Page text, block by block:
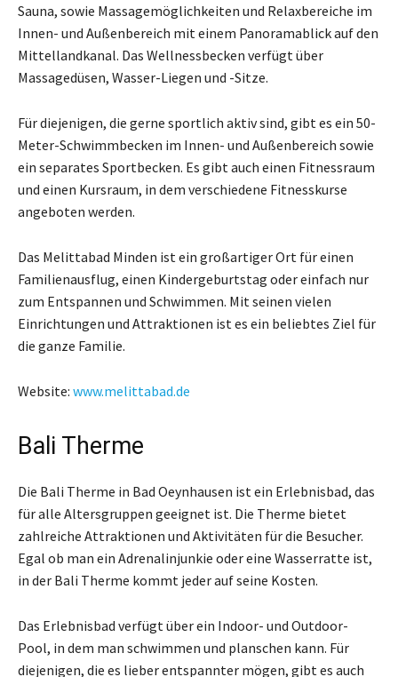
Sauna, sowie Massagemöglichkeiten und Relaxbereiche im
Innen- und Außenbereich mit einem Panoramablick auf den
Mittellandkanal. Das Wellnessbecken verfügt über
Massagedüsen, Wasser-Liegen und -Sitze.
Für diejenigen, die gerne sportlich aktiv sind, gibt es ein 50-
Meter-Schwimmbecken im Innen- und Außenbereich sowie
ein separates Sportbecken. Es gibt auch einen Fitnessraum
und einen Kursraum, in dem verschiedene Fitnesskurse
angeboten werden.
Das Melittabad Minden ist ein großartiger Ort für einen
Familienausflug, einen Kindergeburtstag oder einfach nur
zum Entspannen und Schwimmen. Mit seinen vielen
Einrichtungen und Attraktionen ist es ein beliebtes Ziel für
die ganze Familie.
Website: www.melittabad.de
Bali Therme
Die Bali Therme in Bad Oeynhausen ist ein Erlebnisbad, das
für alle Altersgruppen geeignet ist. Die Therme bietet
zahlreiche Attraktionen und Aktivitäten für die Besucher.
Egal ob man ein Adrenalinjunkie oder eine Wasserratte ist,
in der Bali Therme kommt jeder auf seine Kosten.
Das Erlebnisbad verfügt über ein Indoor- und Outdoor-
Pool, in dem man schwimmen und planschen kann. Für
diejenigen, die es lieber entspannter mögen, gibt es auch